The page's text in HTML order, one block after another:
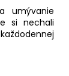
umývanie
si nechali